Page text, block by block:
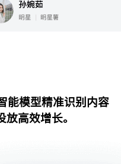
能模型精准识别内容
高效增长。